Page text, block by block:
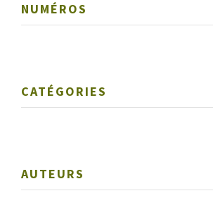
NUMÉROS
CATÉGORIES
AUTEURS